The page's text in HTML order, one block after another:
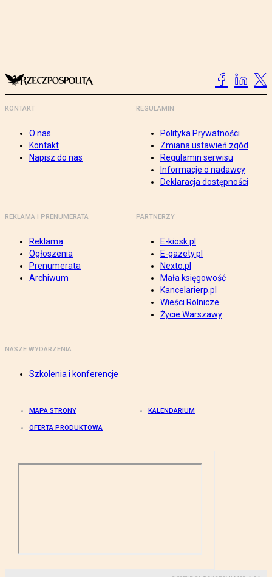
KONTAKT
O nas
Kontakt
Napisz do nas
REGULAMIN
Polityka Prywatności
Zmiana ustawień zgód
Regulamin serwisu
Informacje o nadawcy
Deklaracja dostępności
REKLAMA I PRENUMERATA
Reklama
Ogłoszenia
Prenumerata
Archiwum
PARTNERZY
E-kiosk.pl
E-gazety.pl
Nexto.pl
Mała księgowość
Kancelarierp.pl
Wieści Rolnicze
Życie Warszawy
NASZE WYDARZENIA
Szkolenia i konferencje
MAPA STRONY KALENDARIUM
OFERTA PRODUKTOWA